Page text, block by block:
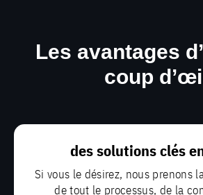
Les avantages
coup
des solutions clés
Si vous le désirez, nous prenons
de tout le processus, de la